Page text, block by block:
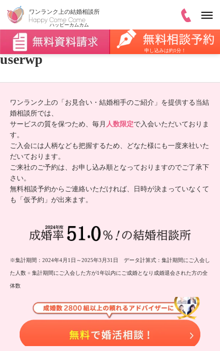
申し込みは約1分！
userwp
ワンランク上の「お見合い・結婚相手のご紹介」を提供する当結
婚相談所では、
サービスの質を保つため、毎月 人数限定で入会いただいておりま
す。
ご入会には人柄なども把握するため、どなた様にも一度来社いた
だいております。
ご来社のご予約は、お申し込み順となっておりますのでご了承下
さい。
無料相談予約からご連絡いただければ、日時が決まっていなくて
も「仮予約」が出来ます。
※集計期間：2024年4月1日～2025年3月31日 データ計算式：集計期間にご入会し
た人数 ÷ 集計期間にご入会した方が1年以内にご成婚となり成婚退会された方の全
体数